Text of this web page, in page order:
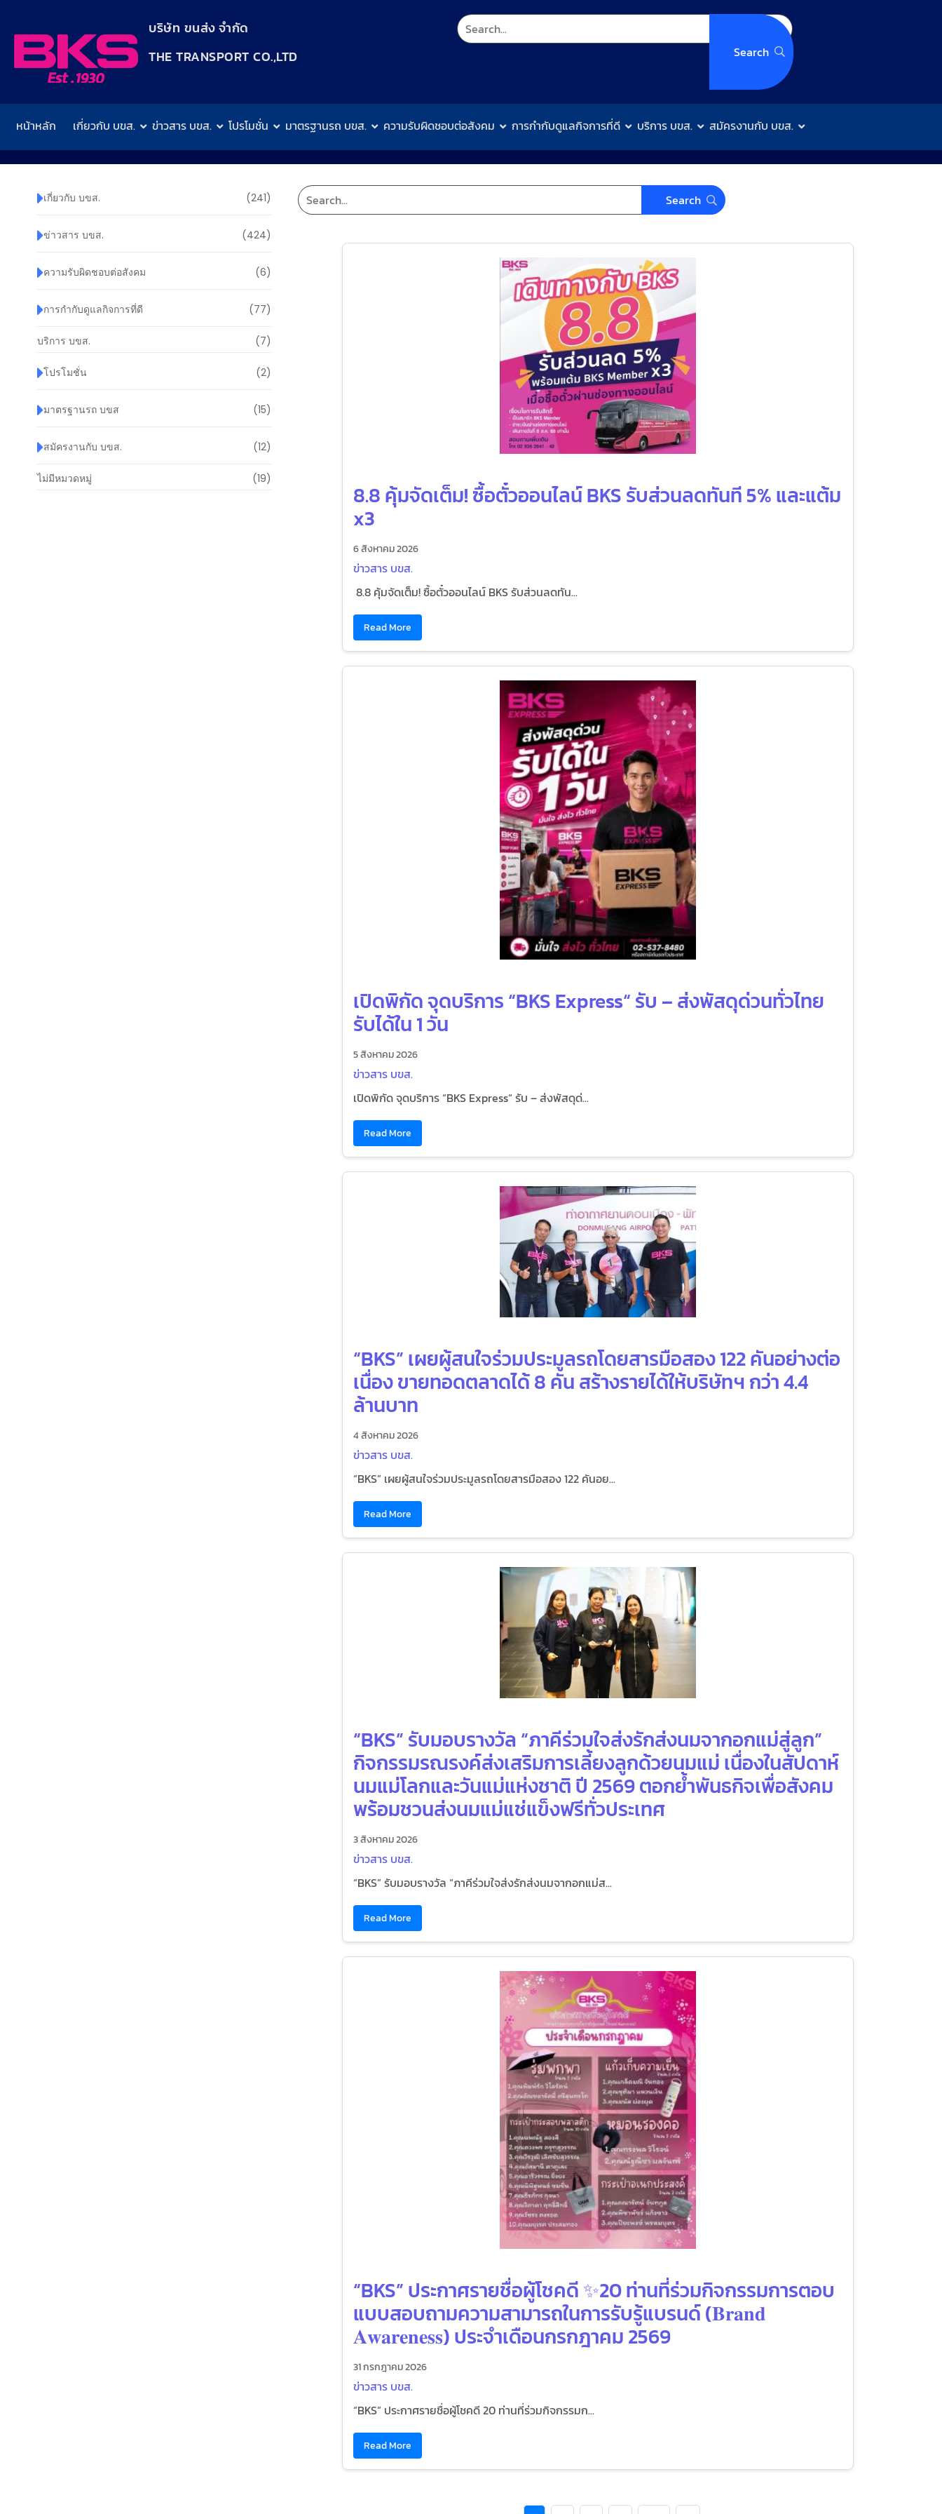
บริษัท ขนส่ง จำกัด
THE TRANSPORT CO.,LTD​
หน้าหลัก เกี่ยวกับ บขส. ข่าวสาร บขส. โปรโมชั่น มาตรฐานรถ บขส. ความรับผิดชอบต่อสังคม การกำกับดูแลกิจการที่ดี บริการ บขส. สมัครงานกับ บขส.
เกี่ยวกับ บขส. (241)
ข่าวสาร บขส. (424)
ความรับผิดชอบต่อสังคม (6)
การกำกับดูแลกิจการที่ดี (77)
บริการ บขส. (7)
โปรโมชั่น (2)
มาตรฐานรถ บขส (15)
สมัครงานกับ บขส. (12)
ไม่มีหมวดหมู่ (19)
8.8 คุ้มจัดเต็ม! ซื้อตั๋วออนไลน์ BKS รับส่วนลดทันที 5% และแต้ม
x3
6 สิงหาคม 2026
ข่าวสาร บขส.
8.8 คุ้มจัดเต็ม! ซื้อตั๋วออนไลน์ BKS รับส่วนลดทัน...
Read More
เปิดพิกัด จุดบริการ “BKS Express“ รับ – ส่งพัสดุด่วนทั่วไทย
รับได้ใน 1 วัน
5 สิงหาคม 2026
ข่าวสาร บขส.
เปิดพิกัด จุดบริการ “BKS Express“ รับ – ส่งพัสดุด่...
Read More
“BKS” เผยผู้สนใจร่วมประมูลรถโดยสารมือสอง 122 คันอย่างต่อ
เนื่อง ขายทอดตลาดได้ 8 คัน สร้างรายได้ให้บริษัทฯ กว่า 4.4
ล้านบาท
4 สิงหาคม 2026
ข่าวสาร บขส.
“BKS” เผยผู้สนใจร่วมประมูลรถโดยสารมือสอง 122 คันอย...
Read More
“BKS” รับมอบรางวัล “ภาคีร่วมใจส่งรักส่งนมจากอกแม่สู่ลูก”
กิจกรรมรณรงค์ส่งเสริมการเลี้ยงลูกด้วยนมแม่ เนื่องในสัปดาห์
นมแม่โลกและวันแม่แห่งชาติ ปี 2569 ตอกย้ำพันธกิจเพื่อสังคม
พร้อมชวนส่งนมแม่แช่แข็งฟรีทั่วประเทศ
3 สิงหาคม 2026
ข่าวสาร บขส.
“BKS” รับมอบรางวัล “ภาคีร่วมใจส่งรักส่งนมจากอกแม่ส...
Read More
“BKS” ประกาศรายชื่อผู้โชคดี ✨20 ท่านที่ร่วมกิจกรรมการตอบ
แบบสอบถามความสามารถในการรับรู้แบรนด์ (𝐁𝐫𝐚𝐧𝐝
𝐀𝐰𝐚𝐫𝐞𝐧𝐞𝐬𝐬) ประจำเดือนกรกฎาคม 2569
31 กรกฎาคม 2026
ข่าวสาร บขส.
“BKS” ประกาศรายชื่อผู้โชคดี 20 ท่านที่ร่วมกิจกรรมก...
Read More